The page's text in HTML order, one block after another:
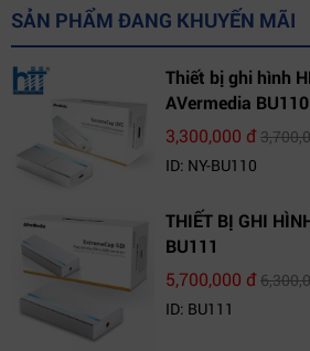
SẢN PHẨM ĐANG KHUYẾN MÃI
Thiết bị ghi hình
AVermedia BU110
3,300,000 đ
ID: NY-BU110
THIẾT BỊ GHI
BU111
5,700,000 đ
ID: BU111